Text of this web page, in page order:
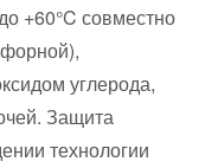
+60°C совместно
углерода,
Защита
технологии